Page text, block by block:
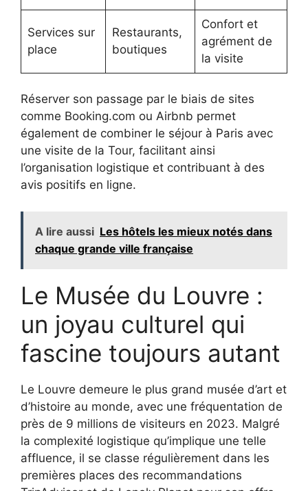
Services sur
place
Restaurants,
boutiques
Confort et
agrément de
la visite
Réserver son passage par le biais de sites
comme Booking.com ou Airbnb permet
également de combiner le séjour à Paris avec
une visite de la Tour, facilitant ainsi
l’organisation logistique et contribuant à des
avis positifs en ligne.
A lire aussi Les hôtels les mieux notés dans
chaque grande ville française
Le Musée du Louvre :
un joyau culturel qui
fascine toujours autant
Le Louvre demeure le plus grand musée d’art et
d’histoire au monde, avec une fréquentation de
près de 9 millions de visiteurs en 2023. Malgré
la complexité logistique qu’implique une telle
affluence, il se classe régulièrement dans les
premières places des recommandations